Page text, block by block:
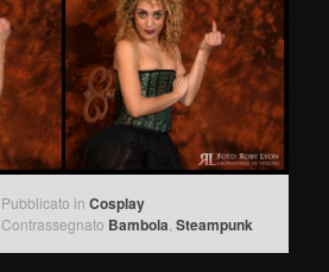
Pubblicato in Cosplay
Contrassegnato Bambola Steampunk